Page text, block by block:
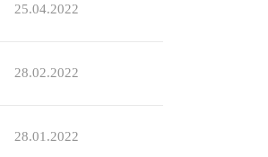
25.04.2022
28.02.2022
28.01.2022